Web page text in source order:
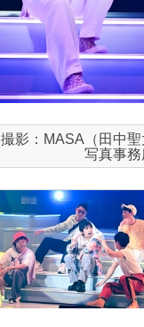
撮影：MASA（田中聖
写真事務